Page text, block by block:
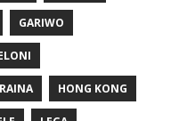
GARIWO
HONG KONG